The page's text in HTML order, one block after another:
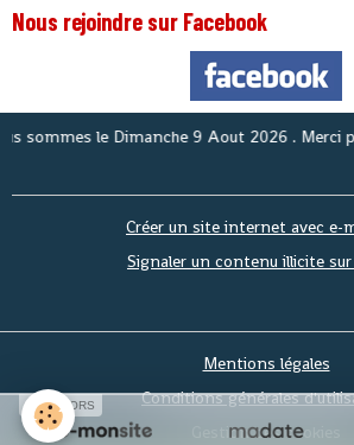
Nous rejoindre sur Facebook
leDimanche 9 Aout 2026. Merci
Créer un site internet avec e-
Signaler un contenu illicite
Mentions légales
Conditions générales
Gestion des cookies
SPONSORS